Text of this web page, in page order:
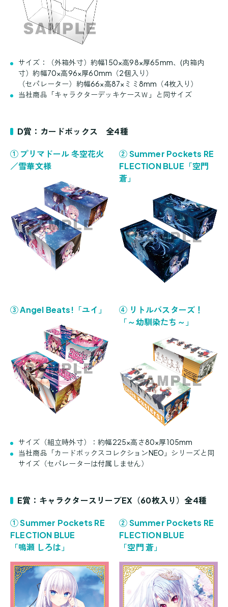
サイズ：（外箱外寸）約幅150×高98×厚65mm、(内箱内
寸）約幅70×高96×厚60mm（2個入り）
（セパレーター）約幅66×高87×ミミ8mm（4枚入り）
当社商品「キャラクターデッキケースＷ」と同サイズ
D賞：カードボックス 全4種
① プリマドール 冬空花火
／雪華文様
② Summer Pockets RE
FLECTION BLUE「空門
蒼」
③ Angel Beats!「ユイ」
④ リトルバスターズ！
「～幼馴染たち～」
サイズ（組立時外寸）：約幅225×高さ80×厚105mm
当社商品「カードボックスコレクションNEO」シリーズと同
サイズ（セパレーターは付属しません）
E賞：キャラクタースリーブEX（60枚入り）全4種
① Summer Pockets RE
FLECTION BLUE
「鳴瀬 しろは」
② Summer Pockets RE
FLECTION BLUE
「空門 蒼」